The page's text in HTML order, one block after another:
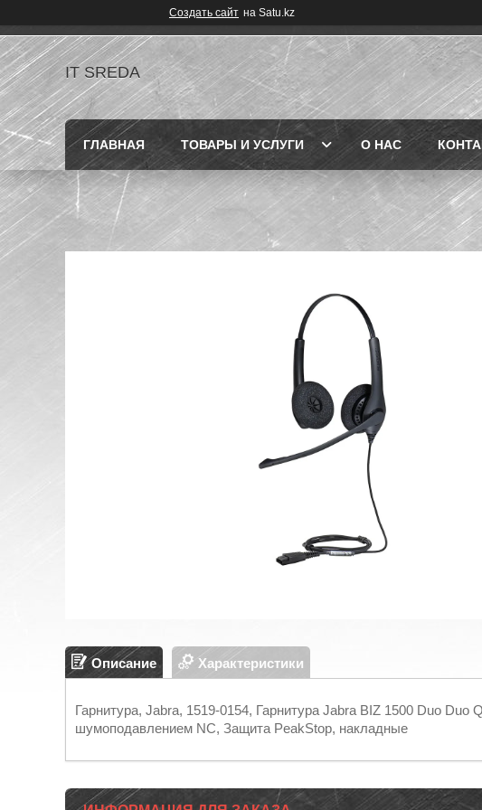
Создать сайт на Satu.kz
IT SREDA
ГЛАВНАЯ ТОВАРЫ И УСЛУГИ О НАС
Описание Характеристики
Гарнитура, Jabra, 1519-0154, Гарнитура Jabra BIZ 1500 Duo
шумоподавлением NC, Защита PeakStop, накладные